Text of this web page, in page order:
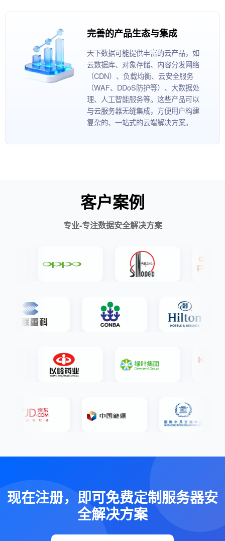
完善的产品生态与集成
天下数据可能提供丰富的云产品，如
云数据库、对象存储、内容分发网络
（CDN）、负载均衡、云安全服务
（WAF、DDoS防护等）、大数据处
理、人工智能服务等。这些产品可以
与云服务器无缝集成，方便用户构建
复杂的、一站式的云端解决方案。
客户案例
专业-专注数据安全解决方案
现在注册，即可免费定制服务器安
全解决方案